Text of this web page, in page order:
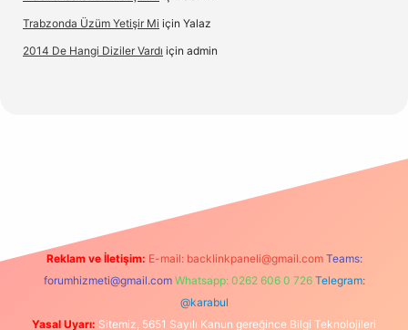
Trabzonda Üzüm Yetişir Mi için Yalaz
2014 De Hangi Diziler Vardı için admin
Reklam ve İletişim: E-mail: backlinkpaneli@gmail.com Teams:
forumhizmeti@gmail.com Whatsapp: 0262 606 0 726 Telegram:
@karabul
Yasal Uyarı: Sitemiz, 5651 Sayılı Kanun gereğince Bilgi Teknolojileri